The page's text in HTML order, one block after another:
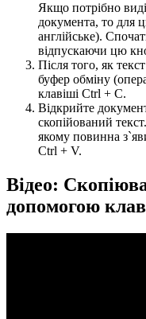
Якщо потрібно
документа, то для
англійське).
відпускаючи цю
Після того, як
буфер обміну
клавіші Ctrl + C.
Відкрийте
скопійований
якому повинна
Ctrl + V.
Відео:
допомогою